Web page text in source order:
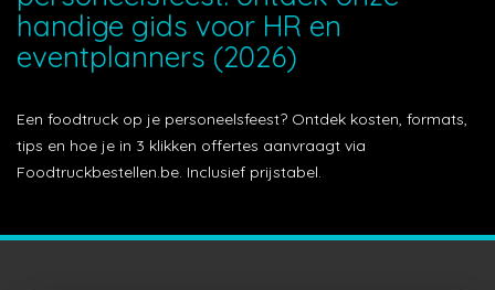
handige gids voor HR en
eventplanners (2026)
Een foodtruck op je personeelsfeest? Ontdek kosten, formats,
tips en hoe je in 3 klikken offertes aanvraagt via
Foodtruckbestellen.be. Inclusief prijstabel.